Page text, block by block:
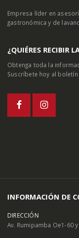
Empresa líder en
gastronómica y de
¿QUIÉRES RECIBIR
Obtenga toda la
Suscríbete hoy al
INFORMACIÓN DE
DIRECCIÓN
Av. Rumipamba Oe1-60